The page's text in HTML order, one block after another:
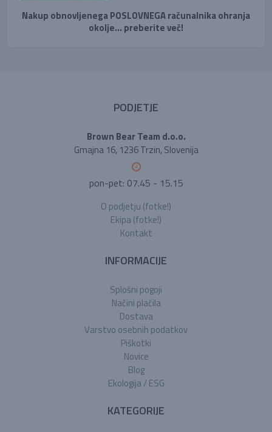
Nakup obnovljenega POSLOVNEGA računalnika ohranja
okolje... preberite več!
PODJETJE
Brown Bear Team d.o.o.
Gmajna 16, 1236 Trzin, Slovenija
pon-pet: 07.45 - 15.15
O podjetju (fotke!)
Ekipa (fotke!)
Kontakt
INFORMACIJE
Splošni pogoji
Načini plačila
Dostava
Varstvo osebnih podatkov
Piškotki
Novice
Blog
Ekologija / ESG
KATEGORIJE